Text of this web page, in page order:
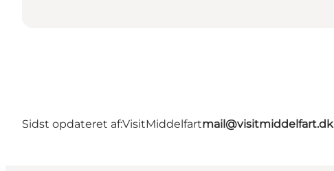
Sidst opdateret af:VisitMiddelfartmail@visitmiddelfart.dk